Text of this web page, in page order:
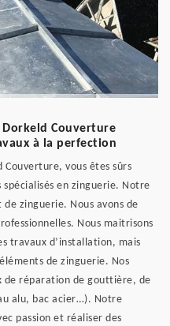
Couverture
à la perfection
vous êtes sûrs
en zinguerie. Notre
zinguerie. Nous avons de
Nous maitrisons
travaux d’installation, mais
de zinguerie. Nos
de réparation de gouttière, de
alu, bac acier…). Notre
passion et réaliser des